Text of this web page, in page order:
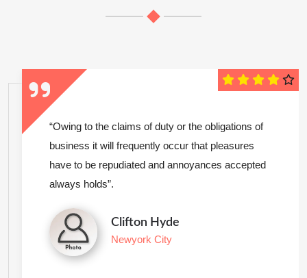
“Owing to the claims of duty or the obligations of
business it will frequently occur that pleasures
have to be repudiated and annoyances accepted
always holds”.
Clifton Hyde
Newyork City